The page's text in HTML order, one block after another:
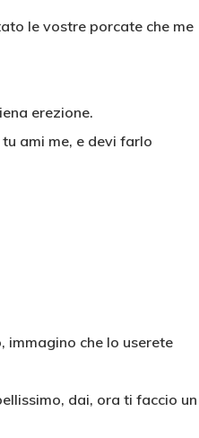
le vostre porcate che me
erezione.
ami me, e devi farlo
immagino che lo userete
dai, ora ti faccio un